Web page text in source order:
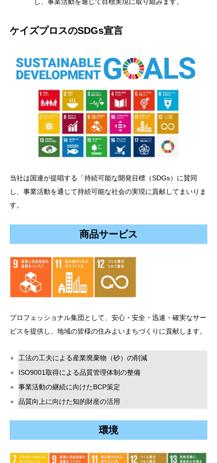
ケイズプロスのSDGs宣言
当社は国連が提唱する「持続可能な開発目標（SDGs）に賛同
し、事業活動を通じて持続可能な社会の実現に貢献してまいりま
す。
商品サービス
プロフェッショナル集団として、安心・安全・迅速・確実なサー
ビスを提供し、地域の皆様の住みよいまちづくりに貢献します。
工法の工夫による産業廃棄物（砂）の削減
ISO9001取得による品質管理体制の整備
事業活動の継続に向けたBCP策定
品質向上に向けた知的財産の活用
環境